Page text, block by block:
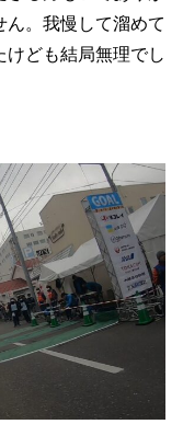
ん。我慢して溜めて
けども結局無理でし